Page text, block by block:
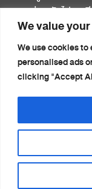
We value
We use cookies
personalised ads
clicking "Accept
ขอนแก่น รหัสไปรษ
หน้าแรก
เกี่ยวกับโรงพยาบาล
ห้องพักผู้ป่วย
รายชื่อแพทย์